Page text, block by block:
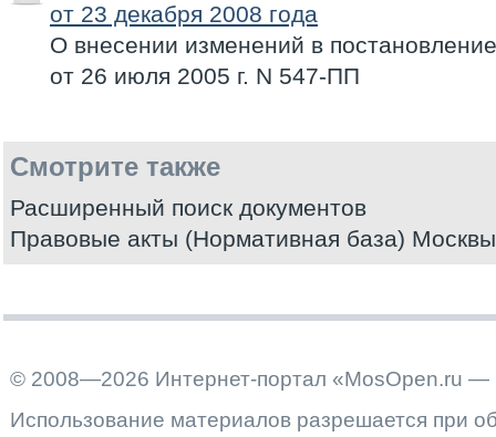
от 23 декабря 2008 года
О внесении изменений в
от 26 июля 2005 г. N 547-ПП
Смотрите также
Расширенный поиск документов
Правовые акты (Нормативная база) Москвы
© 2008—2026 Интернет-портал «MosOpen.ru —
Использование материалов разрешается при